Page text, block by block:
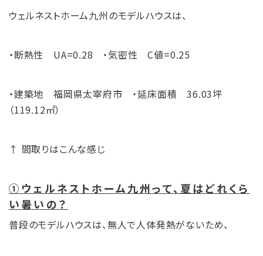
ウェルネストホーム九州のモデルハウスは、
・断熱性 UA=0.28 ・気密性 C値=0.25
・建築地 福岡県太宰府市 ・延床面積 36.03坪
（119.12㎡）
↑ 間取りはこんな感じ
①ウェルネストホーム九州って、夏はどれくら
い暑いの？
普段のモデルハウスは、無人で人体発熱がないため、